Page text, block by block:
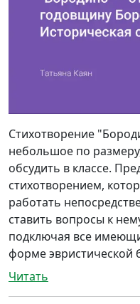
Стихотворение
небольшое по
обсудить в классе.
стихотворением,
работать
ставить вопросы к
подключая все
форме эвристической
Читать